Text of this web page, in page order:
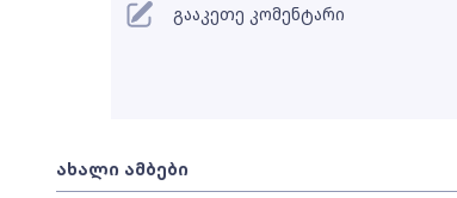
ახალი ამბები
გააკეთე კომენტარი